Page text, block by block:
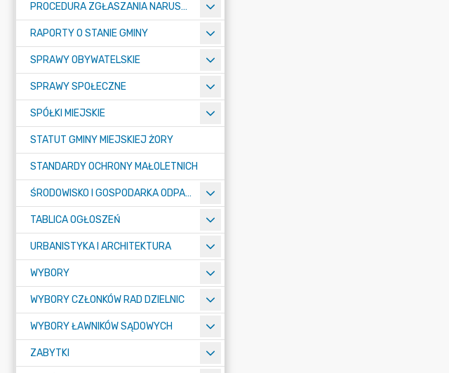
PROCEDURA ZGŁASZANIA NARUSZEŃ PRAWA
RAPORTY O STANIE GMINY
SPRAWY OBYWATELSKIE
SPRAWY SPOŁECZNE
SPÓŁKI MIEJSKIE
STATUT GMINY MIEJSKIEJ ŻORY
STANDARDY OCHRONY MAŁOLETNICH
ŚRODOWISKO I GOSPODARKA ODPADAMI
TABLICA OGŁOSZEŃ
URBANISTYKA I ARCHITEKTURA
WYBORY
WYBORY CZŁONKÓW RAD DZIELNIC
WYBORY ŁAWNIKÓW SĄDOWYCH
ZABYTKI